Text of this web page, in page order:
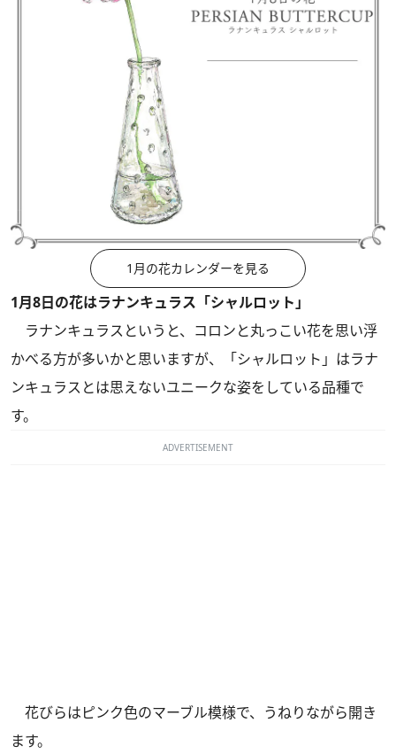
1月の花カレンダーを見る
1月8日の花はラナンキュラス「シャルロット」
ラナンキュラスというと、コロンと丸っこい花を思い浮
かべる方が多いかと思いますが、「シャルロット」はラナ
ンキュラスとは思えないユニークな姿をしている品種で
す。
ADVERTISEMENT
花びらはピンク色のマーブル模様で、うねりながら開き
ます。